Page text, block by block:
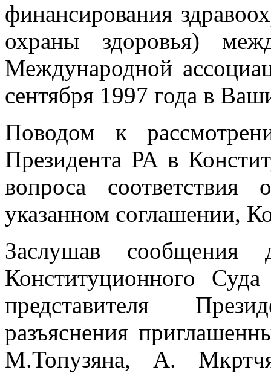
финансирования
охраны здоровья)
Международной
сентября 1997 года в
Поводом к
Президента РА в
вопроса соответствия
указанном соглашении,
Заслушав сообщения
Конституционного
представителя
разъяснения
М.Топузяна, А.